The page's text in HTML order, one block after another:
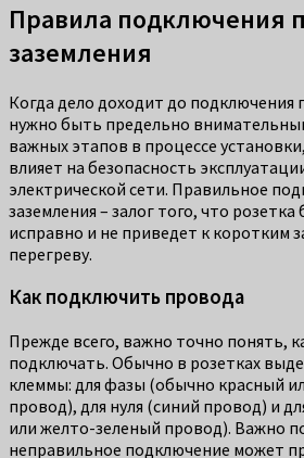
Правила подключения
заземления
Когда дело доходит до подключения
нужно быть предельно
важных этапов в процессе
влияет на безопасность
электрической сети. Правильное
заземления – залог того, что
исправно и не приведет к коротким
перегреву.
Как подключить провода
Прежде всего, важно точно понять,
подключать. Обычно в розетках
клеммы: для фазы (обычно красный
провод), для нуля (синий провод) и
или желто-зеленый провод). Важно
неправильное подключение может